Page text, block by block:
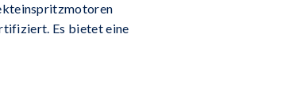
Es bietet eine